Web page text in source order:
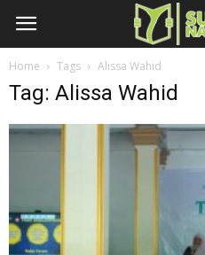
Home Tags Alissa Wahid
Tag: Alissa Wahid